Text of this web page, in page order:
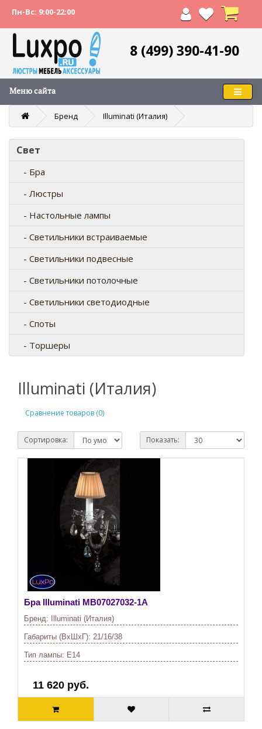
Пн-Вс: 9:00-22:00
8 (499) 390-41-90
Меню сайта
Бренд Illuminati (Италия)
Свет
- Бра
- Люстры
- Настольные лампы
- Светильники встраиваемые
- Светильники подвесные
- Светильники потолочные
- Светильники светодиодные
- Споты
- Торшеры
Illuminati (Италия)
Сравнение товаров (0)
Сортировка: Показать:
Бра Illuminati MB07027032-1A
Бренд: Illuminati (Италия)
Габариты (ВхШхГ): 21/16/38
Тип лампы: E14
11 620 руб.